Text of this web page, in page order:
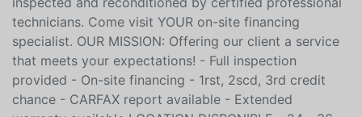
other vehicle, if its not in stock, we will find it for you
at the best price on the market!!! All our vehicles are
inspected and reconditioned by certified professional
technicians. Come visit YOUR on-site financing
specialist. OUR MISSION: Offering our client a service
that meets your expectations! - Full inspection